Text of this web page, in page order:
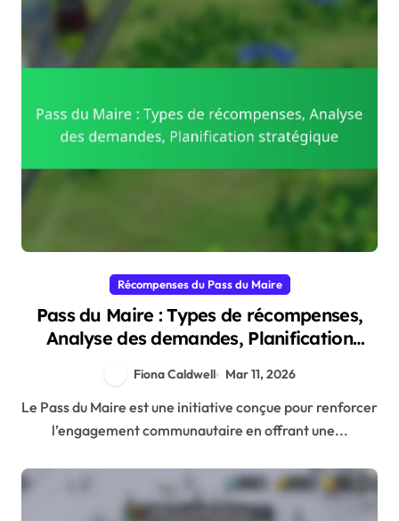
Récompenses du Pass du Maire
Pass du Maire : Types de récompenses,
Analyse des demandes, Planification
Fiona Caldwell Mar 11, 2026
Le Pass du Maire est une initiative conçue pour renforcer
l’engagement communautaire en offrant une...